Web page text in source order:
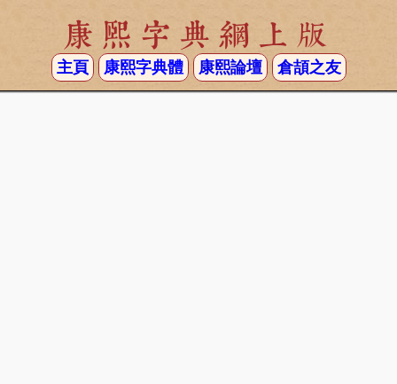
康熙字典網上版
主頁 康熙字典體 康熙論壇 倉頡之友